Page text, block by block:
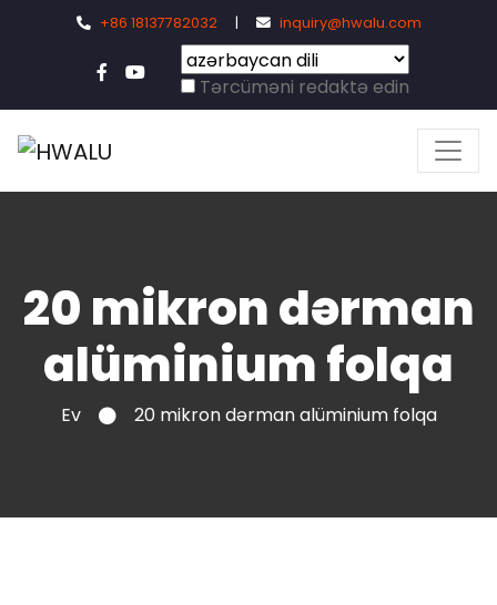
+86 18137782032 | inquiry@hwalu.com
Tərcüməni redaktə edin
20 mikron dərman
alüminium folqa
Ev 20 mikron dərman alüminium folqa